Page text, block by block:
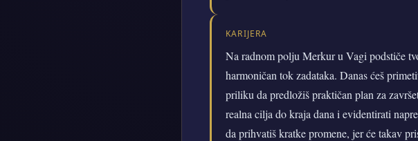
KARIJERA
Na radnom polju Merkur u Vagi podstiče
harmoničan tok zadataka. Danas ćeš
priliku da predložiš praktičan plan za
realna cilja do kraja dana i evidentirati
da prihvatiš kratke promene, jer će takav